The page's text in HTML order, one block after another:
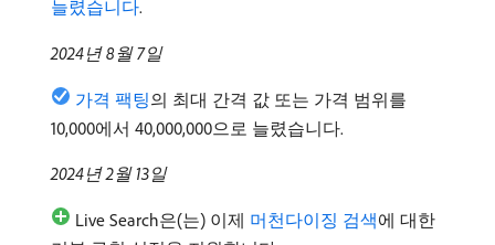
늘렸습니다.
2024년 8월 7일
가격 팩팅의 최대 간격 값 또는 가격 범위를
10,000에서 40,000,000으로 늘렸습니다.
2024년 2월 13일
Live Search은(는) 이제 머천다이징 검색에 대한